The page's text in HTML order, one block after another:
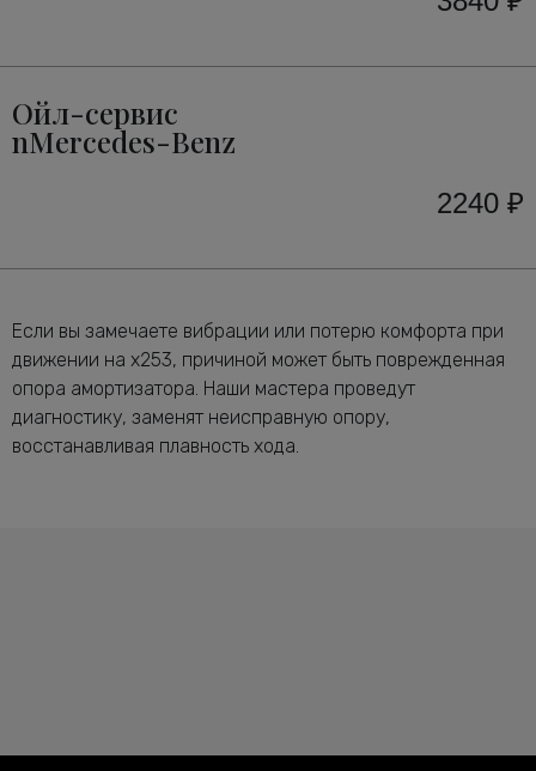
Ойл-сервис
nMercedes-Benz
2240 ₽
Если вы замечаете вибрации или потерю комфорта при
движении на x253, причиной может быть поврежденная
опора амортизатора. Наши мастера проведут
диагностику, заменят неисправную опору,
восстанавливая плавность хода.